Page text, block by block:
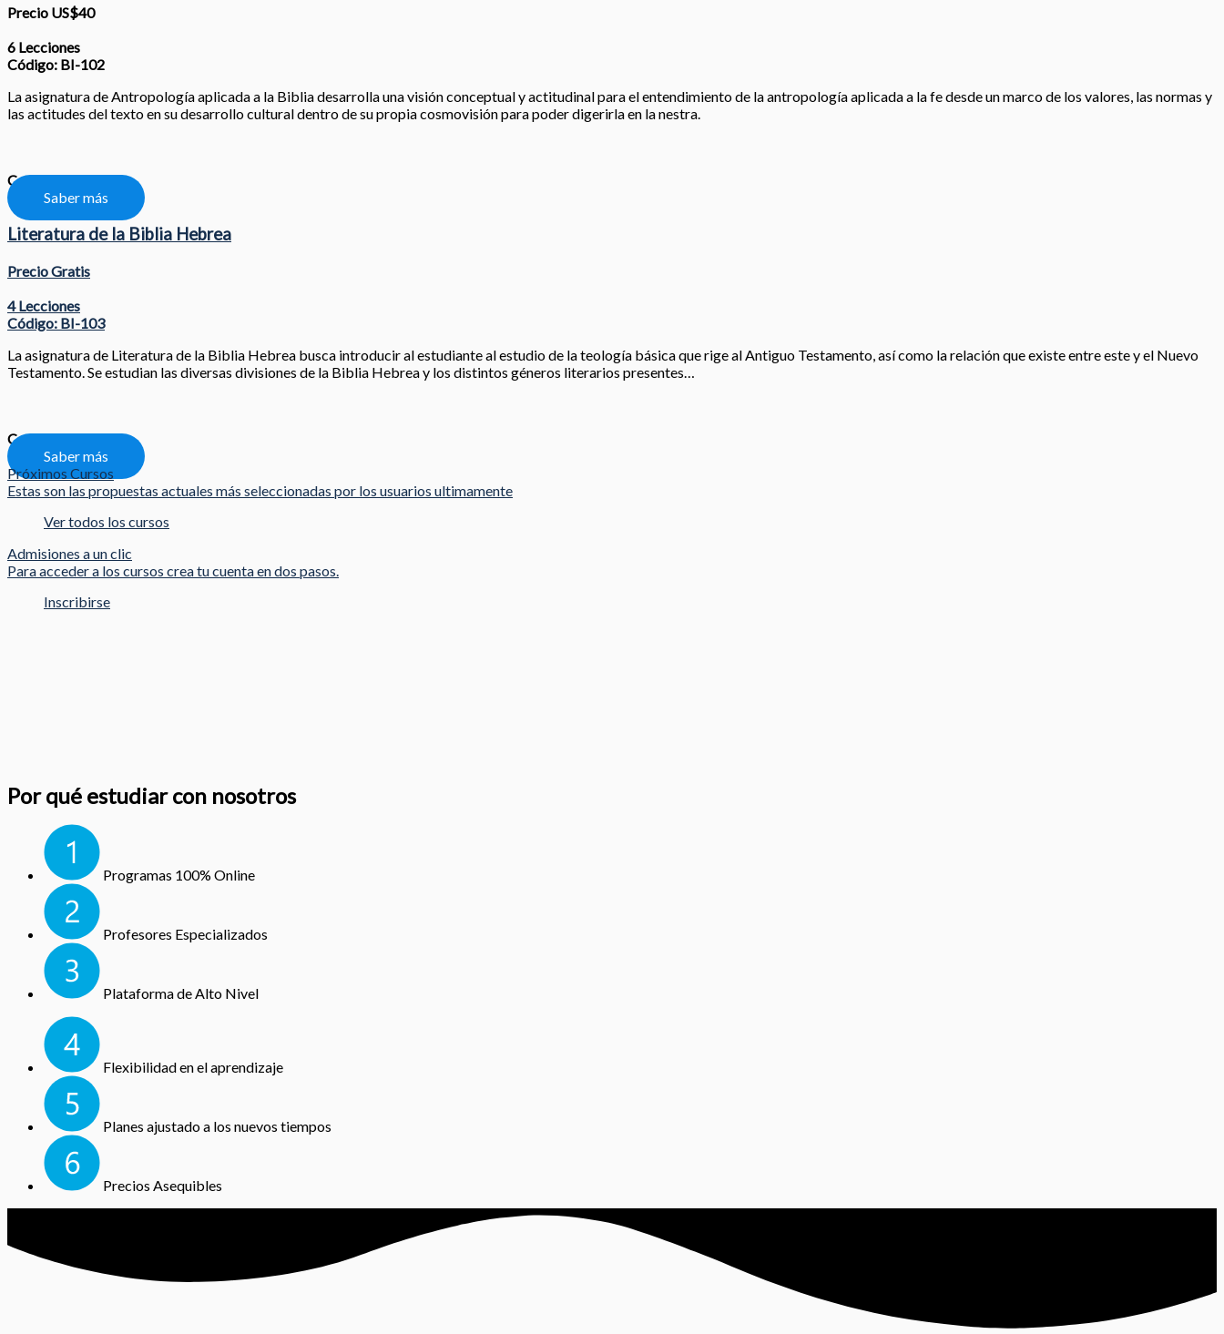
Precio US$40
6 Lecciones
Código: BI-102
La asignatura de Antropología aplicada a la Biblia desarrolla una visión conceptual y actitudinal para el entendimiento de la antropología aplicada a la fe desde un marco de los valores, las normas y
las actitudes del texto en su desarrollo cultural dentro de su propia cosmovisión para poder digerirla en la nestra.
Compartir
Saber más
Literatura de la Biblia Hebrea
Precio Gratis
4 Lecciones
Código: BI-103
La asignatura de Literatura de la Biblia Hebrea busca introducir al estudiante al estudio de la teología básica que rige al Antiguo Testamento, así como la relación que existe entre este y el Nuevo
Testamento. Se estudian las diversas divisiones de la Biblia Hebrea y los distintos géneros literarios presentes…
Compartir
Saber más
Próximos Cursos
Estas son las propuestas actuales más seleccionadas por los usuarios ultimamente
Ver todos los cursos
Admisiones a un clic
Para acceder a los cursos crea tu cuenta en dos pasos.
Inscribirse
Por qué estudiar con nosotros
Programas 100% Online
Profesores Especializados
Plataforma de Alto Nivel
Flexibilidad en el aprendizaje
Planes ajustado a los nuevos tiempos
Precios Asequibles